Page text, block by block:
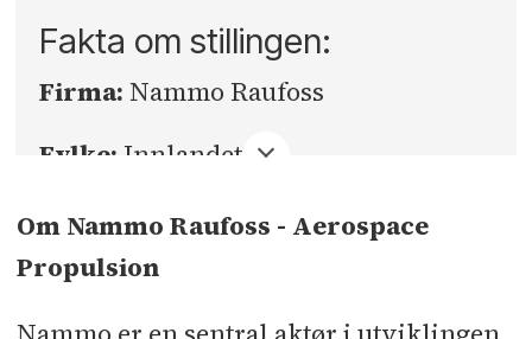
Fakta om stillingen:
Firma: Nammo Raufoss
Fylke: Innlandet
Sted:Raufoss
Søknadsfrist:
Om Nammo Raufoss - Aerospace
Propulsion